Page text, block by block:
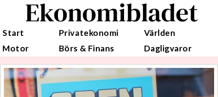
Ekonomibladet
Start Privatekonomi
Världen
Motor
Börs & Finans Dagligvaror